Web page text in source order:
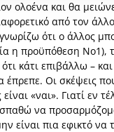
ολοένα και θα
από τον
ότι ο άλλος
η προϋπόθεση
κάτι επιβάλλω –
έπρεπε. Οι σκέψεις
«ναι». Γιατί εν
να
είναι πια εφικτό